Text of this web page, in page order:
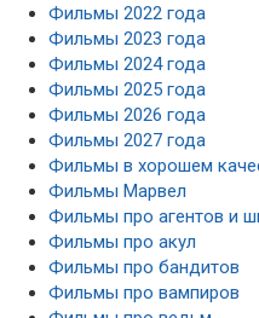
Фильмы 2022 года
Фильмы 2023 года
Фильмы 2024 года
Фильмы 2025 года
Фильмы 2026 года
Фильмы 2027 года
Фильмы в хорошем
Фильмы Марвел
Фильмы про агентов и
Фильмы про акул
Фильмы про бандитов
Фильмы про вампиров